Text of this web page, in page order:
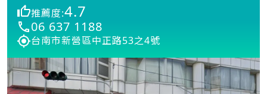
推薦度:4.7
06 637 1188
台南市新營區中正路53之4號